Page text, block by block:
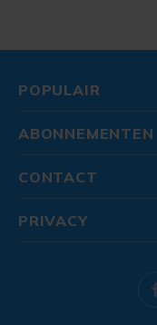
POPULAIR
ABONNEMENTEN
CONTACT
PRIVACY